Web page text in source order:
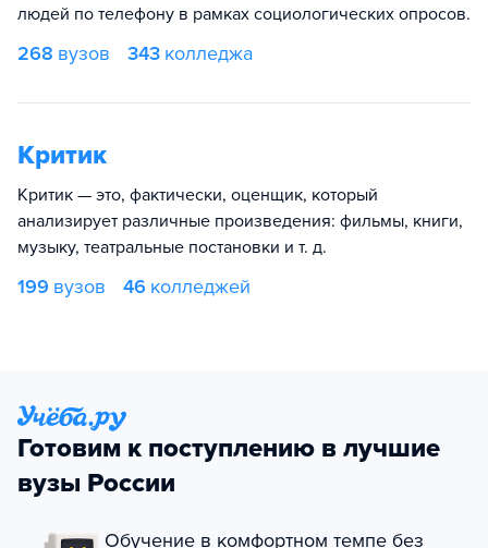
людей по телефону в рамках социологических опросов.
268 вузов 343 колледжа
Критик
Критик — это, фактически, оценщик, который
анализирует различные произведения: фильмы, книги,
музыку, театральные постановки и т. д.
199 вузов 46 колледжей
Готовим к поступлению в лучшие
вузы России
Обучение в комфортном темпе без